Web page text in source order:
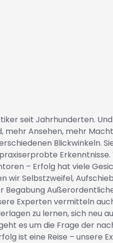
seit Jahrhunderten.
mehr Ansehen, mehr
Blickwinkeln.
– Erfolg hat viele
wir Selbstzweifel,
Experten vermitteln
zu lernen, sich neu
es um die Frage der
ist eine Reise – unsere